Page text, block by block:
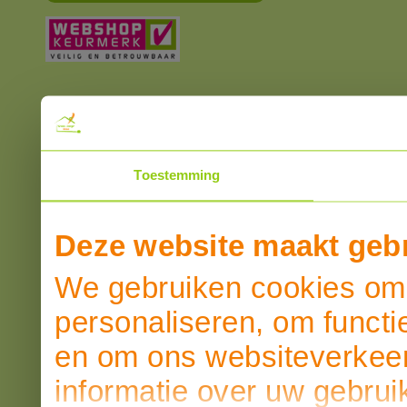
Toestemming
Deze website maakt
We gebruiken cookies
personaliseren, om
en om ons
informatie over uw